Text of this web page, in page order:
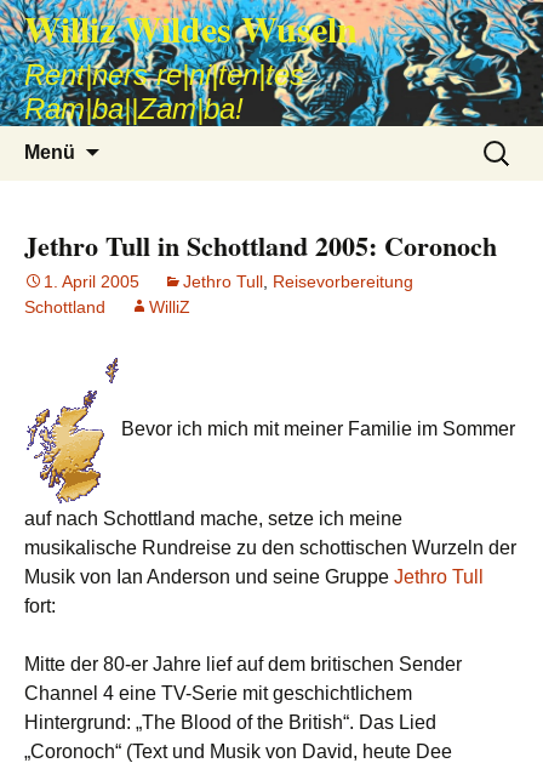
Williz Wildes Wuseln
Rent|ners re|ni|ten|tes
Ram|ba||Zam|ba!
Menü
Suche
nach:
Jethro Tull in Schottland 2005: Coronoch
1. April 2005 Jethro Tull Reisevorbereitung
Schottland
WilliZ
Bevor ich mich mit meiner Familie im Sommer
auf nach Schottland mache, setze ich meine
musikalische Rundreise zu den schottischen Wurzeln der
Musik von Ian Anderson und seine Gruppe Jethro Tull
fort:
Mitte der 80-er Jahre lief auf dem britischen Sender
Channel 4 eine TV-Serie mit geschichtlichem
Hintergrund: „The Blood of the British“. Das Lied
„Coronoch“ (Text und Musik von David, heute Dee